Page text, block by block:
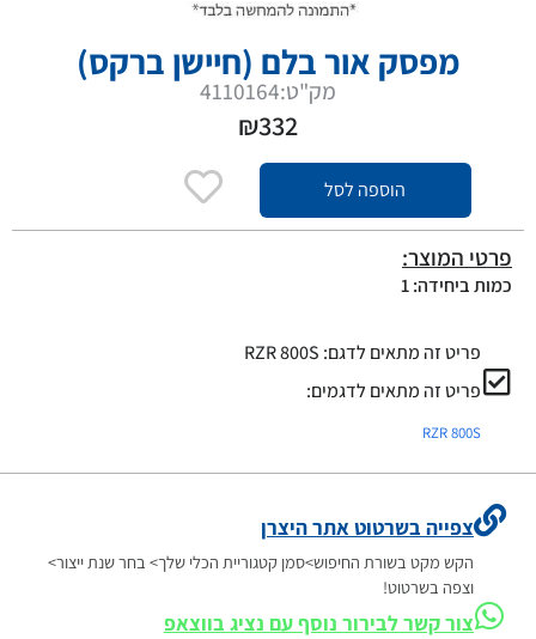
מפסק אור בלם (חיישן ברקס)
מק"ט:4110164
₪332
הוספה לסל
פרטי המוצר:
כמות ביחידה: 1
פריט זה מתאים לדגם: RZR 800S
פריט זה מתאים לדגמים:
RZR 800S
צפייה בשרטוט אתר היצרן
הקש מקט בשורת החיפוש>סמן קטגוריית הכלי שלך> בחר שנת ייצור>
וצפה בשרטוט!
צור קשר לבירור נוסף עם נציג בווצאפ